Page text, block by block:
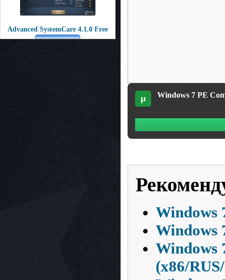
Advanced SystemCare 4.1.0 Free
µ Windows 7 PE
Windows
Windows
Windows
(х86/